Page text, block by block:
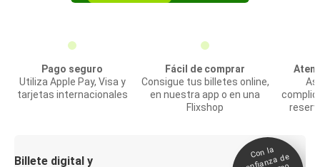
Pago seguro
Utiliza Apple Pay, Visa y
tarjetas internacionales
Fácil de comprar
Consigue tus billetes online,
en nuestra app o en una
Flixshop
Billete digital y
Con la
confianza de